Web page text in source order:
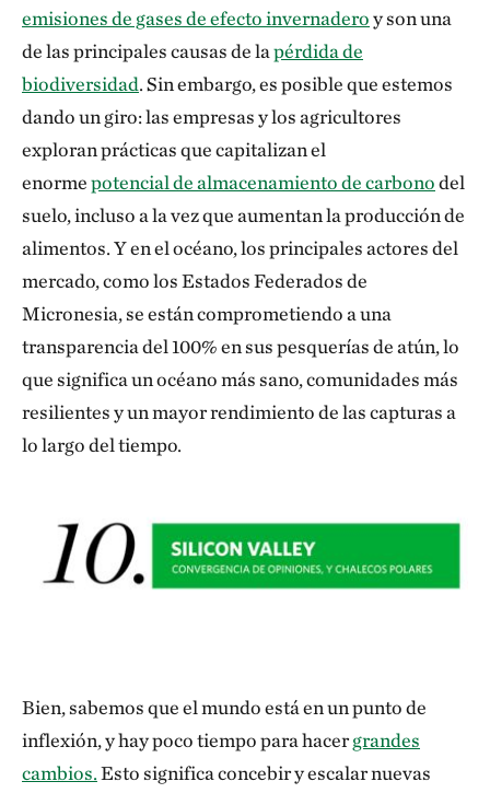
emisiones de gases de efecto invernaderoy son una
de las principales causas de lapérdida de
biodiversidad. Sin embargo, es posible que estemos
dando un giro: las empresas y los agricultores
exploran prácticas que capitalizan el
enormepotencial de almacenamiento de carbonodel
suelo, incluso a la vez que aumentan la producción de
alimentos. Y en el océano, los principales actores del
mercado, como los Estados Federados de
Micronesia, se están comprometiendo a una
transparencia del 100% en sus pesquerías de atún, lo
que significa un océano más sano, comunidades más
resilientes y un mayor rendimiento de las capturas a
lo largo del tiempo.
Bien, sabemos que el mundo está en un punto de
inflexión, y hay poco tiempo para hacergrandes
cambios.Esto significa concebir y escalar nuevas